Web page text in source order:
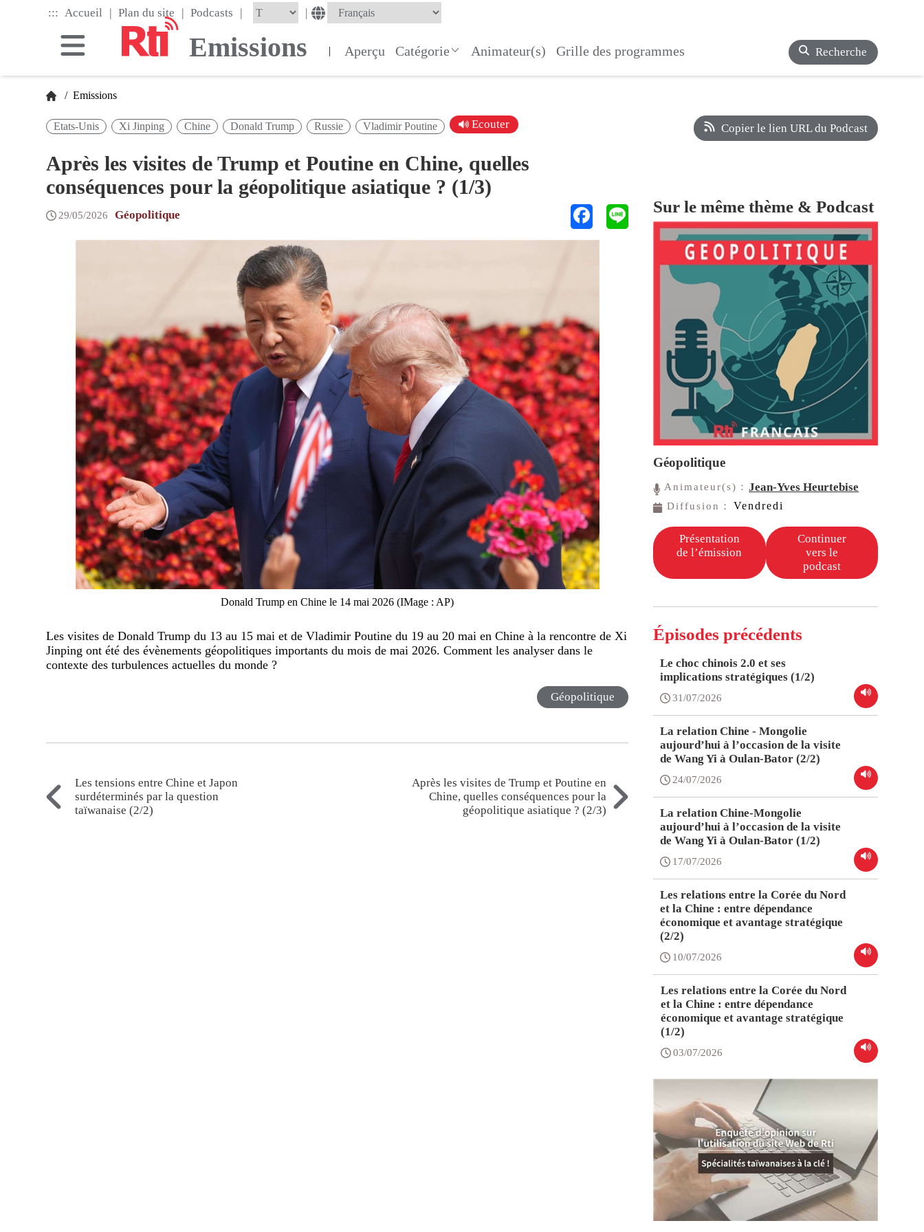
::: Accueil | Plan du site | Podcasts | |
Emissions | Aperçu Catégorie Animateur(s) Grille des programmes Recherche
/ Emissions
Etats-Unis Xi Jinping Chine Donald Trump Russie Vladimir Poutine Ecouter
Après les visites de Trump et Poutine en Chine, quelles
conséquences pour la géopolitique asiatique ? (1/3)
29/05/2026 Géopolitique
Donald Trump en Chine le 14 mai 2026 (IMage : AP)
Les visites de Donald Trump du 13 au 15 mai et de Vladimir Poutine du 19 au 20 mai en Chine à la rencontre de Xi
Jinping ont été des évènements géopolitiques importants du mois de mai 2026. Comment les analyser dans le
contexte des turbulences actuelles du monde ?
Géopolitique
Les tensions entre Chine et Japon
surdéterminés par la question
taïwanaise (2/2)
Après les visites de Trump et Poutine en
Chine, quelles conséquences pour la
géopolitique asiatique ? (2/3)
Copier le lien URL du Podcast
Sur le même thème & Podcast
Géopolitique
Animateur(s)：Jean-Yves Heurtebise
Diffusion： Vendredi
Présentation
de l’émission
Continuer
vers le
podcast
Épisodes précédents
Le choc chinois 2.0 et ses
implications stratégiques (1/2)
31/07/2026
La relation Chine - Mongolie
aujourd’hui à l’occasion de la visite
de Wang Yi à Oulan-Bator (2/2)
24/07/2026
La relation Chine-Mongolie
aujourd’hui à l’occasion de la visite
de Wang Yi à Oulan-Bator (1/2)
17/07/2026
Les relations entre la Corée du Nord
et la Chine : entre dépendance
économique et avantage stratégique
(2/2)
10/07/2026
Les relations entre la Corée du Nord
et la Chine : entre dépendance
économique et avantage stratégique
(1/2)
03/07/2026